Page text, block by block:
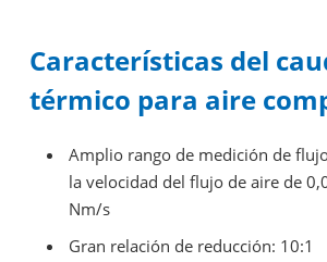
Características del
térmico para aire
Amplio rango de medición de
la velocidad del flujo de aire de
Nm/s
Gran relación de reducción: 10:1